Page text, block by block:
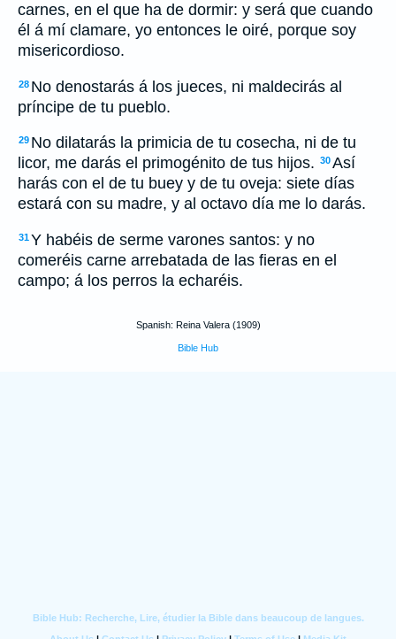
carnes, en el que ha de dormir: y será que cuando
él á mí clamare, yo entonces le oiré, porque soy
misericordioso.
28 No denostarás á los jueces, ni maldecirás al
príncipe de tu pueblo.
29 No dilatarás la primicia de tu cosecha, ni de tu
licor, me darás el primogénito de tus hijos. 30Así
harás con el de tu buey y de tu oveja: siete días
estará con su madre, y al octavo día me lo darás.
31Y habéis de serme varones santos: y no
comeréis carne arrebatada de las fieras en el
campo; á los perros la echaréis.
Spanish: Reina Valera (1909)
Bible Hub